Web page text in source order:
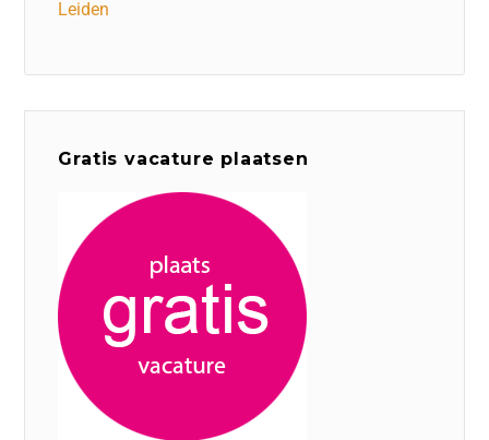
Leiden
Gratis vacature plaatsen